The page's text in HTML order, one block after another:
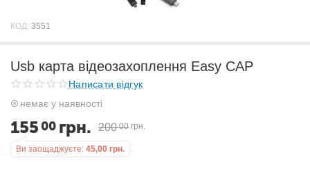
КОД: 3551
Usb карта відеозахоплення Easy CAP
Написати відгук
немає у наявності
155 00 грн. 200 00 грн.
Ви заощаджуєте: 45,00 грн.